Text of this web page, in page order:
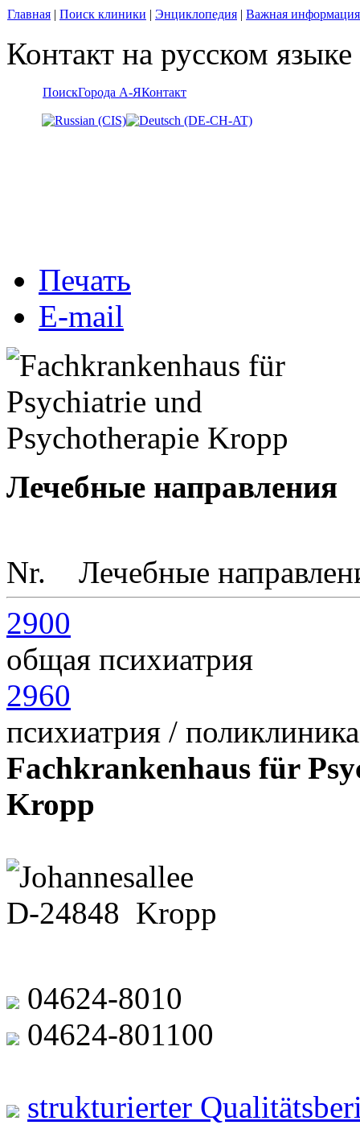
Главная | Поиск клиники | Энциклопедия | Важная информация
Контакт на русском
ПоискГорода А-ЯКонтакт
Печать
E-mail
Лечебные направления
Nr.
Лечебные
2900
общая психиатрия
2960
психиатрия /
Fachkrankenhaus für
Kropp
Johannesallee
D-24848 Kropp
04624-8010
04624-801100
strukturierter